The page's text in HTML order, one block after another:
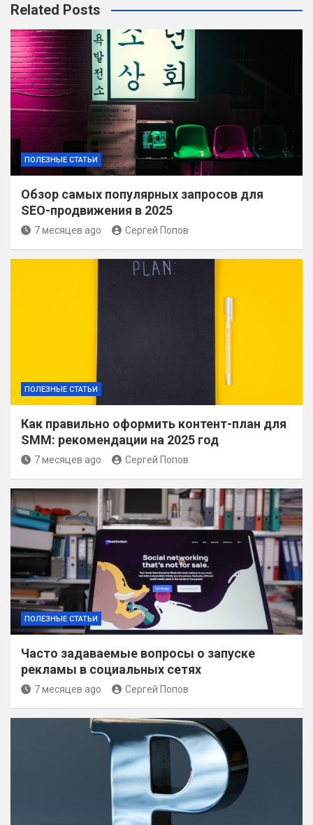
Related Posts
ПОЛЕЗНЫЕ СТАТЬИ
Обзор самых популярных запросов для
SEO-продвижения в 2025
7 месяцев ago Сергей Попов
ПОЛЕЗНЫЕ СТАТЬИ
Как правильно оформить контент-план для
SMM: рекомендации на 2025 год
7 месяцев ago Сергей Попов
ПОЛЕЗНЫЕ СТАТЬИ
Часто задаваемые вопросы о запуске
рекламы в социальных сетях
7 месяцев ago Сергей Попов